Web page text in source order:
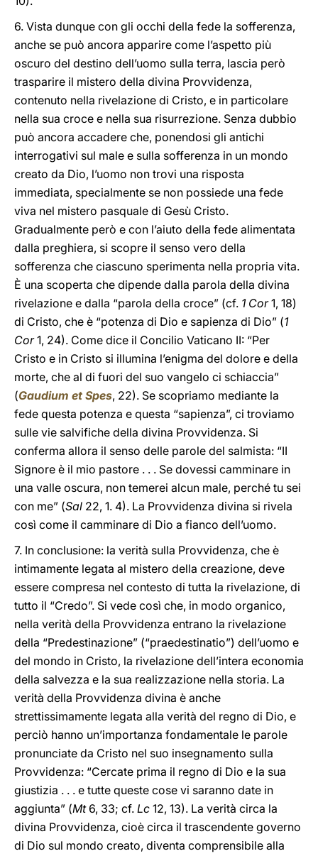
6. Vista dunque con gli occhi della fede la sofferenza,
anche se può ancora apparire come l’aspetto più
oscuro del destino dell’uomo sulla terra, lascia però
trasparire il mistero della divina Provvidenza,
contenuto nella rivelazione di Cristo, e in particolare
nella sua croce e nella sua risurrezione. Senza dubbio
può ancora accadere che, ponendosi gli antichi
interrogativi sul male e sulla sofferenza in un mondo
creato da Dio, l’uomo non trovi una risposta
immediata, specialmente se non possiede una fede
viva nel mistero pasquale di Gesù Cristo.
Gradualmente però e con l’aiuto della fede alimentata
dalla preghiera, si scopre il senso vero della
sofferenza che ciascuno sperimenta nella propria vita.
È una scoperta che dipende dalla parola della divina
rivelazione e dalla “parola della croce” (cf. 1 Cor1, 18)
di Cristo, che è “potenza di Dio e sapienza di Dio” (1
Cor1, 24). Come dice il Concilio Vaticano II: “Per
Cristo e in Cristo si illumina l’enigma del dolore e della
morte, che al di fuori del suo vangelo ci schiaccia”
(Gaudium et Spes, 22). Se scopriamo mediante la
fede questa potenza e questa “sapienza”, ci troviamo
sulle vie salvifiche della divina Provvidenza. Si
conferma allora il senso delle parole del salmista: “II
Signore è il mio pastore . . . Se dovessi camminare in
una valle oscura, non temerei alcun male, perché tu sei
con me” (Sal 22, 1. 4). La Provvidenza divina si rivela
così come il camminare di Dio a fianco dell’uomo.
7. In conclusione: la verità sulla Provvidenza, che è
intimamente legata al mistero della creazione, deve
essere compresa nel contesto di tutta la rivelazione, di
tutto il “Credo”. Si vede così che, in modo organico,
nella verità della Provvidenza entrano la rivelazione
della “Predestinazione” (“praedestinatio”) dell’uomo e
del mondo in Cristo, la rivelazione dell’intera economia
della salvezza e la sua realizzazione nella storia. La
verità della Provvidenza divina è anche
strettissimamente legata alla verità del regno di Dio, e
perciò hanno un’importanza fondamentale le parole
pronunciate da Cristo nel suo insegnamento sulla
Provvidenza: “Cercate prima il regno di Dio e la sua
giustizia . . . e tutte queste cose vi saranno date in
aggiunta” (Mt6, 33; cf. Lc 12, 13). La verità circa la
divina Provvidenza, cioè circa il trascendente governo
di Dio sul mondo creato, diventa comprensibile alla